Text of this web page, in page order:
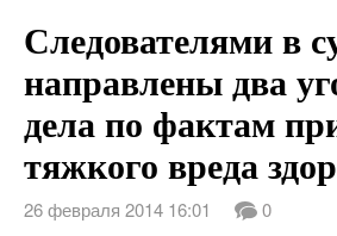
Следователями в
направлены два
дела по фактам
тяжкого вреда
26 февраля 2014 16:01 0